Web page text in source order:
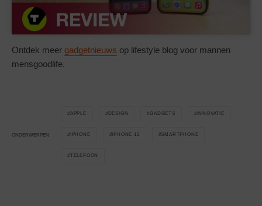
Ontdek meer gadgetnieuws op lifestyle blog voor mannen
mensgoodlife.
ONDERWERPEN
APPLE DESIGN GADGETS INNOVATIE
IPHONE IPHONE 12 SMARTPHONE
TELEFOON